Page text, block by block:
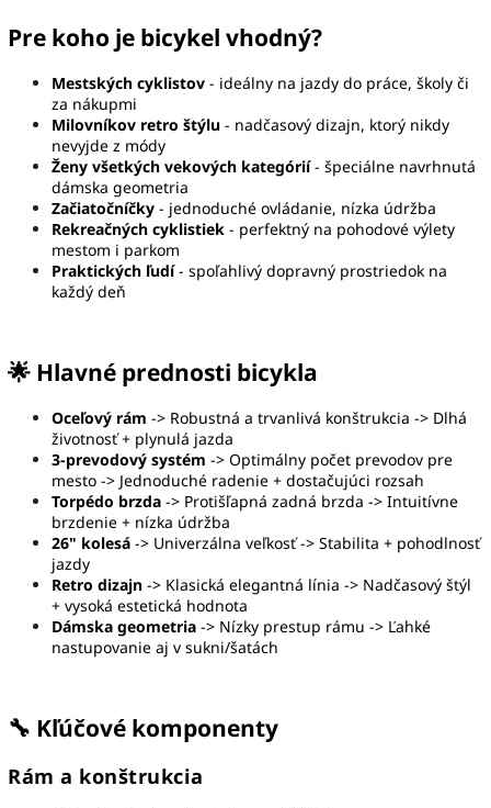
Pre koho je bicykel vhodný?
Mestských cyklistov - ideálny na jazdy do práce, školy či
za nákupmi
Milovníkov retro štýlu - nadčasový dizajn, ktorý nikdy
nevyjde z módy
Ženy všetkých vekových kategórií- špeciálne navrhnutá
dámska geometria
Začiatočníčky - jednoduché ovládanie, nízka údržba
Rekreačných cyklistiek - perfektný na pohodové výlety
mestom i parkom
Praktických ľudí- spoľahlivý dopravný prostriedok na
každý deň
🌟 Hlavné prednosti bicykla
Oceľový rám -> Robustná a trvanlivá konštrukcia -> Dlhá
životnosť + plynulá jazda
3-prevodový systém -> Optimálny počet prevodov pre
mesto -> Jednoduché radenie + dostačujúci rozsah
Torpédo brzda -> Protišľapná zadná brzda -> Intuitívne
brzdenie + nízka údržba
26" kolesá -> Univerzálna veľkosť -> Stabilita + pohodlnosť
jazdy
Retro dizajn -> Klasická elegantná línia -> Nadčasový štýl
+ vysoká estetická hodnota
Dámska geometria -> Nízky prestup rámu -> Ľahké
nastupovanie aj v sukni/šatách
🔧 Kľúčové komponenty
Rám a konštrukcia